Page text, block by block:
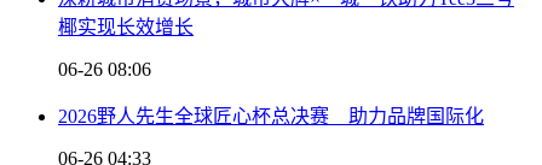
椰实现长效增长
06-26 08:06
2026野人先生全球匠心杯总决赛 助力品牌国际化
06-26 04:33